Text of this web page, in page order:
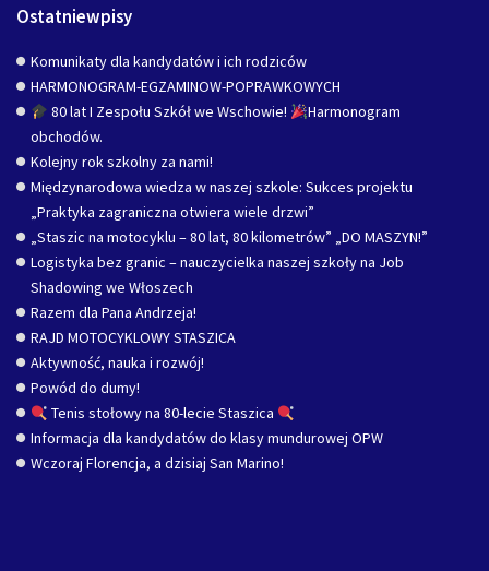
Ostatniewpisy
Komunikaty dla kandydatów i ich rodziców
HARMONOGRAM-EGZAMINOW-POPRAWKOWYCH
80 lat I Zespołu Szkół we Wschowie!
Harmonogram
obchodów.
Kolejny rok szkolny za nami!
Międzynarodowa wiedza w naszej szkole: Sukces projektu
„Praktyka zagraniczna otwiera wiele drzwi”
„Staszic na motocyklu – 80 lat, 80 kilometrów” „DO MASZYN!”
Logistyka bez granic – nauczycielka naszej szkoły na Job
Shadowing we Włoszech
Razem dla Pana Andrzeja!
RAJD MOTOCYKLOWY STASZICA
Aktywność, nauka i rozwój!
Powód do dumy!
Tenis stołowy na 80-lecie Staszica
Informacja dla kandydatów do klasy mundurowej OPW
Wczoraj Florencja, a dzisiaj San Marino!